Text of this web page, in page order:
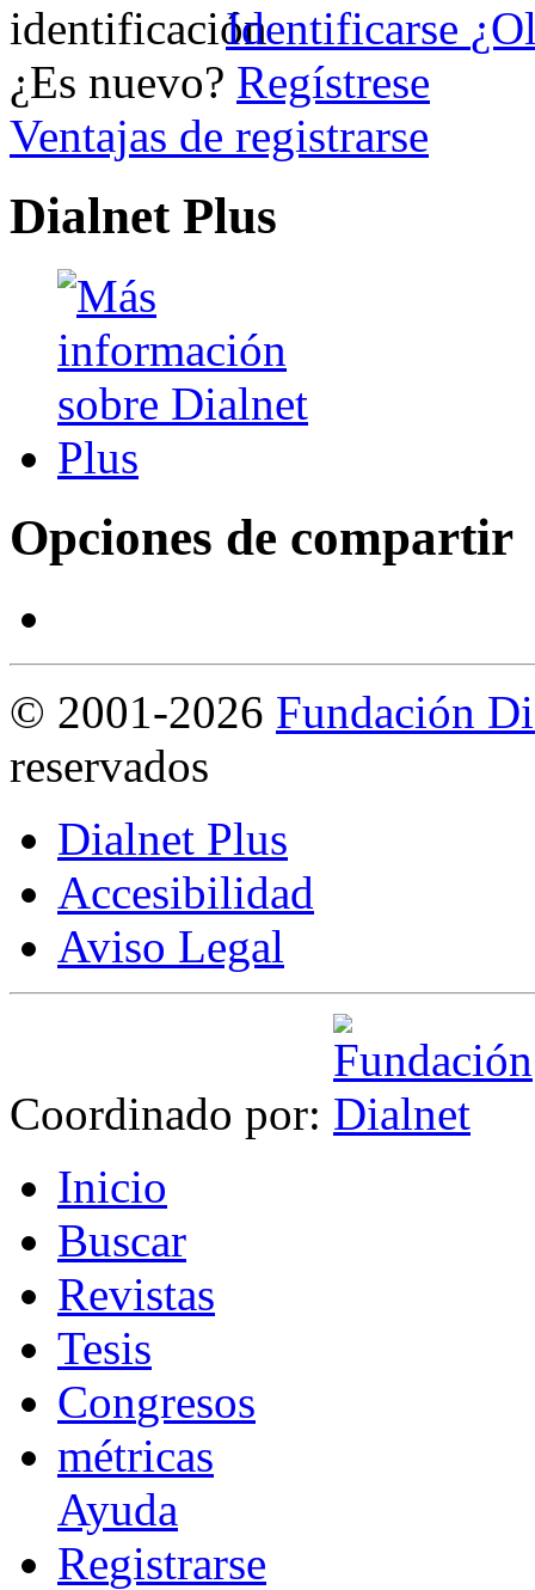
Identificarse
¿Es nuevo? Regístrese
Ventajas de registrarse
Dialnet Plus
Opciones de compartir
© 2001-2026 Fundación
reservados
Dialnet Plus
Accesibilidad
Aviso Legal
Coordinado por:
Inicio
Buscar
Revistas
Tesis
Congresos
métricas
Ayuda
Registrarse